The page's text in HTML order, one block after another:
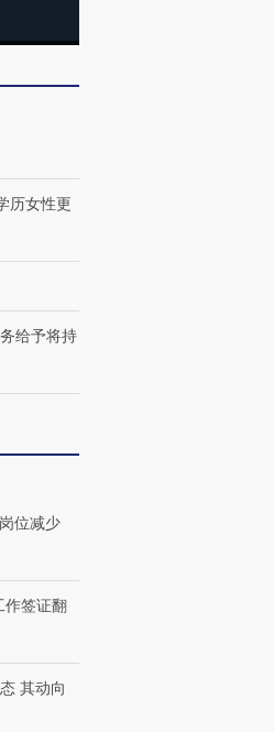
印
教
视线｜“入侵”还是“人道危
机”？难民潮撕裂西班牙
飞地休达
【商旅对话】华住集团
历女性更
给予将持
位减少
作签证翻
其动向